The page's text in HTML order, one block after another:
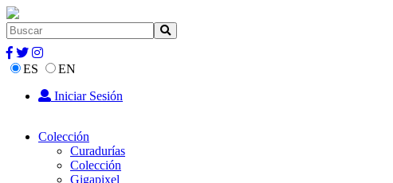
ES
EN
Iniciar Sesión
Colección
Curadurías
Colección
Gigapixel